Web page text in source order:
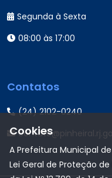
Segunda à Sexta
08:00 às 17:00
Contatos
(24) 2102-0240
Cookies
A Prefeitura Municipal
Lei Geral de Proteção